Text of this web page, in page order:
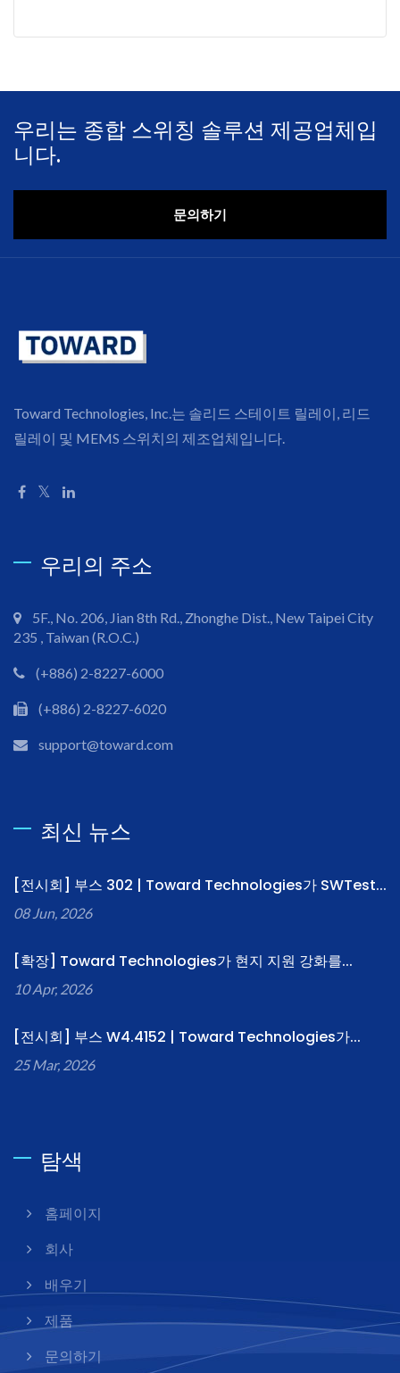
우리는 종합 스위칭 솔루션 제공업체입
니다.
문의하기
Toward Technologies, Inc.는 솔리드 스테이트 릴레이, 리드
릴레이 및 MEMS 스위치의 제조업체입니다.
우리의 주소
5F., No. 206, Jian 8th Rd., Zhonghe Dist., New Taipei City
235 , Taiwan (R.O.C.)
(+886) 2-8227-6000
(+886) 2-8227-6020
support@toward.com
최신 뉴스
[전시회] 부스 302 | Toward Technologies가 SWTest...
08 Jun, 2026
[확장] Toward Technologies가 현지 지원 강화를...
10 Apr, 2026
[전시회] 부스 W4.4152 | Toward Technologies가...
25 Mar, 2026
탐색
홈페이지
회사
배우기
제품
문의하기